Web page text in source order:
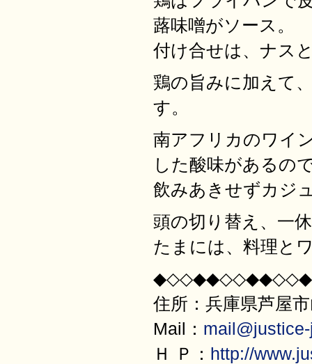
蕗味噌がソース。
付け合せは、ナス
鶏の旨みに加えて
す。
南アフリカのワイ
した酸味があるの
飲みあきせずカジ
頭の切り替え、一
たまには、料理と
住所：兵庫県芦屋
Mail：
Ｈ Ｐ： http://